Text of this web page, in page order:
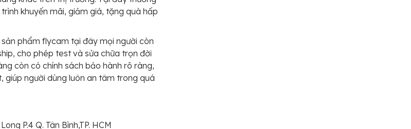
khuyến mãi, giảm giá, tặng quà hấp
phẩm flycam tại đây mọi người còn
cho phép test và sửa chữa trọn đời
còn có chính sách bảo hành rõ ràng,
giúp người dùng luôn an tâm trong quá
P.4 Q. Tân Bình,TP. HCM